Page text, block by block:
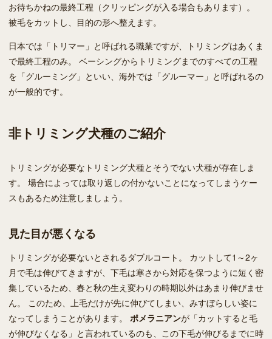
お待ちかねの最終工程（クリッピングが入る場合もあります）。
被毛をカットし、目的の形へ整えます。
日本では「トリマー」と呼ばれる職業ですが、トリミングはあくま
で最終工程のみ。 ベーシングからトリミングまでのすべての工程
を「グルーミング」といい、海外では「グルーマー」と呼ばれるの
が一般的です。
非トリミング犬種のご紹介
トリミングが必要なトリミング犬種とそうでない犬種が存在しま
す。 場合によっては取り返しの付かないことになってしまうケー
スもあるため注意しましょう。
見た目が悪くなる
トリミングが必要ないとされるダブルコート。 カットして1～2ヶ
月で毛は伸びてきますが、下毛は寒さから対応を保つように短く密
集しているため、春と秋の生え変わりの時期以外はあまり伸びませ
ん。 このため、上毛だけが先に伸びてしまい、みすぼらしい姿に
なってしまうことがあります。 ポメラニアンが「カットすると毛
が伸びなくなる」と言われているのも、この下毛が伸びるまでに時